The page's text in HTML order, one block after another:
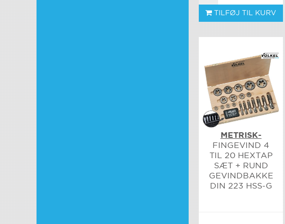
TILFØJ TIL KURV
METRISK-
FINGEVIND 4
TIL 20 HEXTAP
SÆT + RUND
GEVINDBAKKE
DIN 223 HSS-G